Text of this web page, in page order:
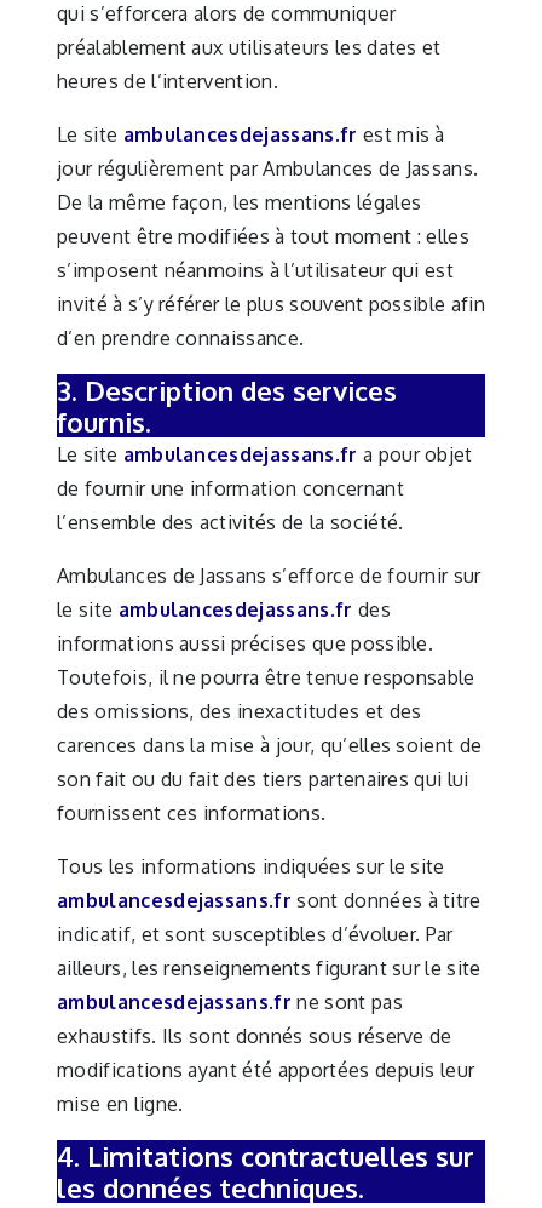
qui s’efforcera alors de communiquer
préalablement aux utilisateurs les dates et
heures de l’intervention.
Le site ambulancesdejassans.fr est mis à
jour régulièrement par Ambulances de Jassans.
De la même façon, les mentions légales
peuvent être modifiées à tout moment : elles
s’imposent néanmoins à l’utilisateur qui est
invité à s’y référer le plus souvent possible afin
d’en prendre connaissance.
3. Description des services
fournis.
Le site ambulancesdejassans.fr a pour objet
de fournir une information concernant
l’ensemble des activités de la société.
Ambulances de Jassans s’efforce de fournir sur
le site ambulancesdejassans.fr des
informations aussi précises que possible.
Toutefois, il ne pourra être tenue responsable
des omissions, des inexactitudes et des
carences dans la mise à jour, qu’elles soient de
son fait ou du fait des tiers partenaires qui lui
fournissent ces informations.
Tous les informations indiquées sur le site
ambulancesdejassans.fr sont données à titre
indicatif, et sont susceptibles d’évoluer. Par
ailleurs, les renseignements figurant sur le site
ambulancesdejassans.fr ne sont pas
exhaustifs. Ils sont donnés sous réserve de
modifications ayant été apportées depuis leur
mise en ligne.
4. Limitations contractuelles sur
les données techniques.